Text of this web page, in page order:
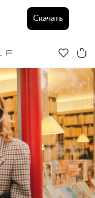
Скачать